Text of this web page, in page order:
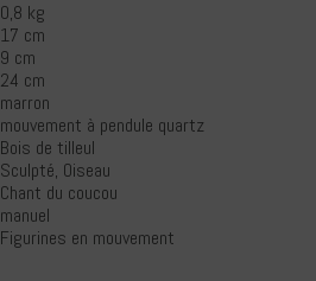
0,8 kg
17 cm
9 cm
24 cm
marron
mouvement à pendule quartz
Bois de tilleul
Sculpté, Oiseau
Chant du coucou
manuel
Figurines en mouvement